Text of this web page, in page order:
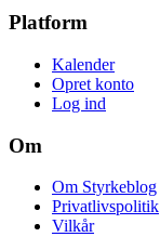
Platform
Kalender
Opret konto
Log ind
Om
Om Styrkeblog
Privatlivspolitik
Vilkår